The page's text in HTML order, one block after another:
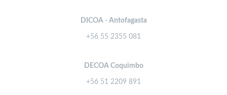
DICOA - Antofagasta
+56 55 2355 081
DECOA Coquimbo
+56 51 2209 891